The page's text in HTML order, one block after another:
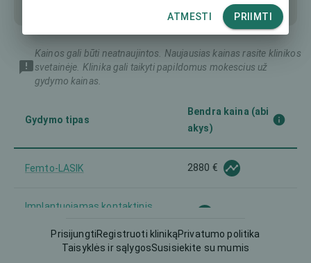
Kainos gali būti neatnaujintos. Naujausias kainas rasite klinikos
svetainėje. Klinika gali taikyti papildomus mokescius už
gydymo kainas.
Gydymo tipas
Bendra kaina (abi
akys)
Femto-LASIK 2880 €
Implantuojamas kontaktinis
PrisijungtiRegistruoti klinikąPrivatumo politika
Taisyklės ir sąlygosSusisiekite su mumis
ATMESTI PRIIMTI